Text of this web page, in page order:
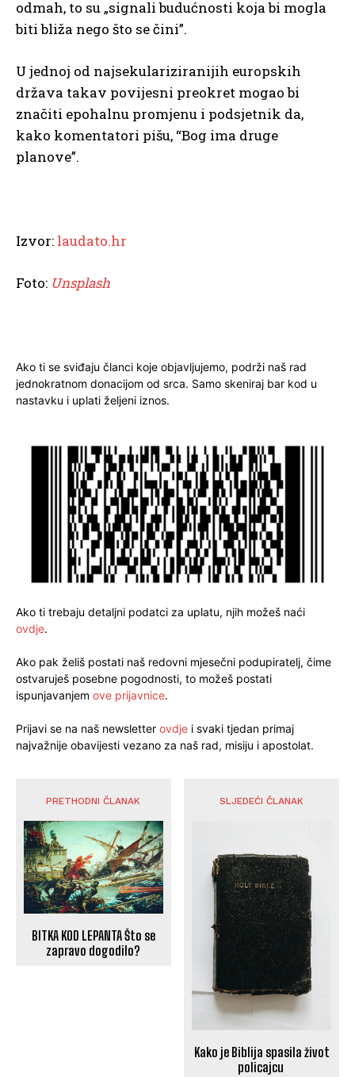
odmah, to su „signali budućnosti koja bi mogla
biti bliža nego što se čini”.
U jednoj od najsekulariziranijih europskih
država takav povijesni preokret mogao bi
značiti epohalnu promjenu i podsjetnik da,
kako komentatori pišu, “Bog ima druge
planove”.
Izvor: laudato.hr
Foto: Unsplash
Ako ti se sviđaju članci koje objavljujemo, podrži naš rad
jednokratnom donacijom od srca. Samo skeniraj bar kod u
nastavku i uplati željeni iznos.
Ako ti trebaju detaljni podatci za uplatu, njih možeš naći
ovdje.
Ako pak želiš postati naš redovni mjesečni podupiratelj, čime
ostvaruješ posebne pogodnosti, to možeš postati
ispunjavanjem ove prijavnice.
Prijavi se na naš newsletter ovdje i svaki tjedan primaj
najvažnije obavijesti vezano za naš rad, misiju i apostolat.
PRETHODNI ČLANAK
BITKA KOD LEPANTA Što se
zapravo dogodilo?
SLJEDEĆI ČLANAK
Kako je Biblija spasila život
policajcu